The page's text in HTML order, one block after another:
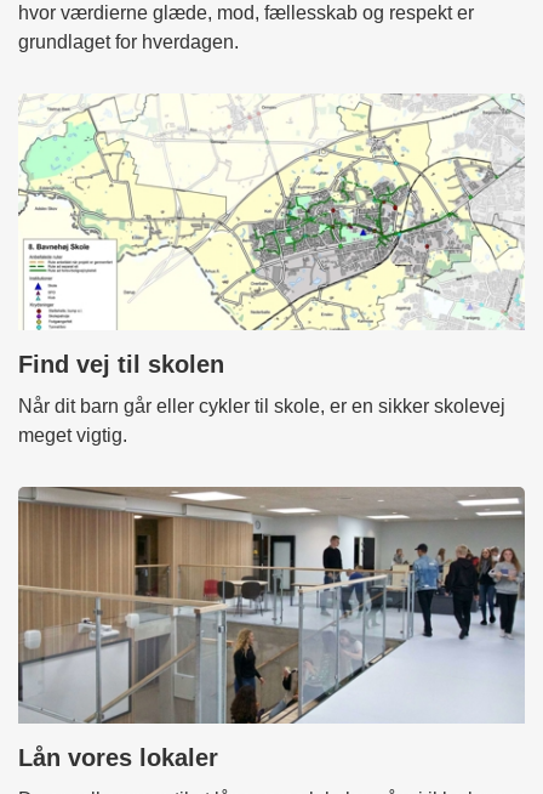
hvor værdierne glæde, mod, fællesskab og respekt er
grundlaget for hverdagen.
Find vej til skolen
Når dit barn går eller cykler til skole, er en sikker skolevej
meget vigtig.
Lån vores lokaler